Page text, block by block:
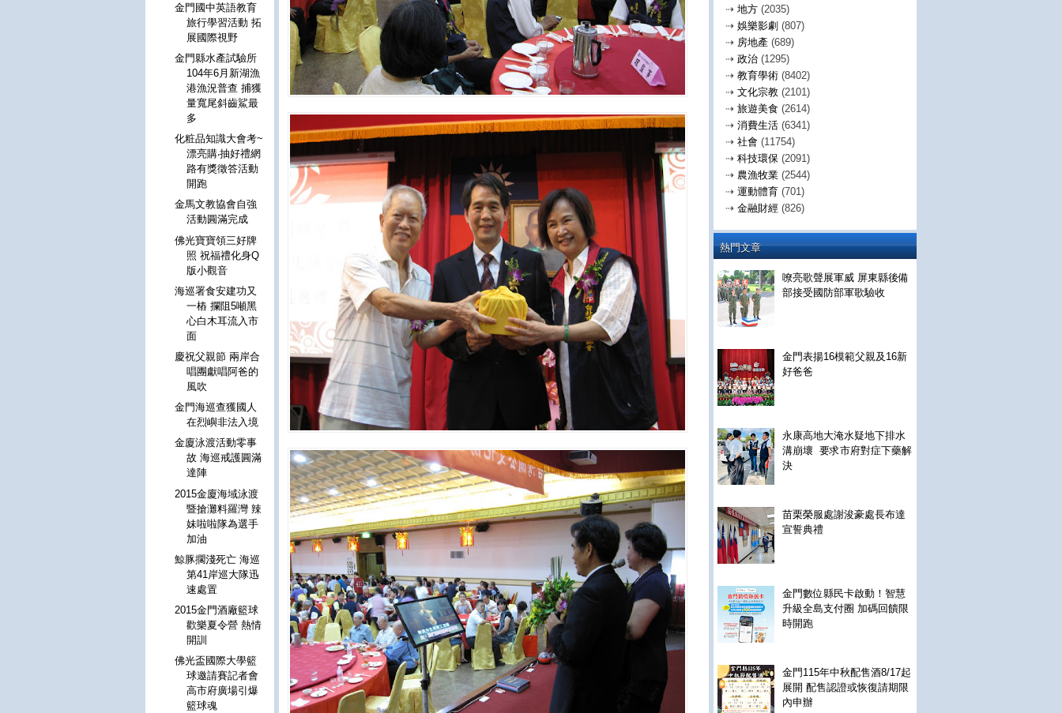
⇢ 地方 (2035)
⇢ 娛樂影劇 (807)
⇢ 房地產 (689)
⇢ 政治 (1295)
⇢ 教育學術 (8402)
⇢ 文化宗教 (2101)
⇢ 旅遊美食 (2614)
⇢ 消費生活 (6341)
⇢ 社會 (11754)
⇢ 科技環保 (2091)
⇢ 農漁牧業 (2544)
⇢ 運動體育 (701)
⇢ 金融財經 (826)
熱門文章
嘹亮歌聲展軍威 屏東縣後備
部接受國防部軍歌驗收
金門表揚16模範父親及16新
好爸爸
永康高地大淹水疑地下排水
溝崩壞 要求市府對症下藥解
決
苗栗榮服處謝浚豪處長布達
宣誓典禮
金門數位縣民卡啟動！智慧
升級全島支付圈 加碼回饋限
時開跑
金門115年中秋配售酒8/17起
展開 配售認證或恢復請期限
內申辦
金門國中英語教育
旅行學習活動 拓
展國際視野
金門縣水產試驗所
104年6月新湖漁
港漁況普查 捕獲
量寬尾斜齒鯊最
多
化粧品知識大會考~
漂亮購‧抽好禮網
路有獎徵答活動
開跑
金馬文教協會自強
活動圓滿完成
佛光寶寶領三好牌
照 祝福禮化身Q
版小觀音
海巡署食安建功又
一樁 攔阻5噸黑
心白木耳流入市
面
慶祝父親節 兩岸合
唱團獻唱阿爸的
風吹
金門海巡查獲國人
在烈嶼非法入境
金廈泳渡活動零事
故 海巡戒護圓滿
達陣
2015金廈海域泳渡
暨搶灘料羅灣 辣
妹啦啦隊為選手
加油
鯨豚擱淺死亡 海巡
第41岸巡大隊迅
速處置
2015金門酒廠籃球
歡樂夏令營 熱情
開訓
佛光盃國際大學籃
球邀請賽記者會
高市府廣場引爆
籃球魂